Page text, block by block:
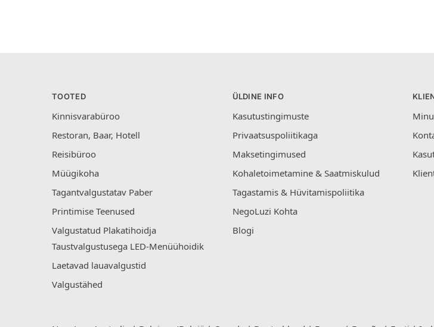
TOOTED
Kinnisvarabüroo
Restoran, Baar, Hotell
Reisibüroo
Müügikoha
Tagantvalgustatav Paber
Printimise Teenused
Valgustatud Plakatihoidja
Taustvalgustusega LED-Menüühoidik
Laetavad lauavalgustid
Valgustähed
ÜLDINE INFO
Kasutustingimuste
Privaatsuspoliitikaga
Maksetingimused
Kohaletoimetamine & Saatmiskulud
Tagastamis & Hüvitamispoliitika
NegoLuzi Kohta
Blogi